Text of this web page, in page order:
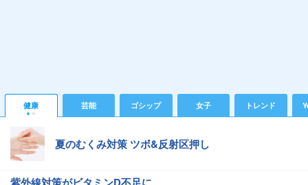
健康 芸能 ゴシップ 女子 トレンド
夏のむくみ対策 ツボ&反射区押し